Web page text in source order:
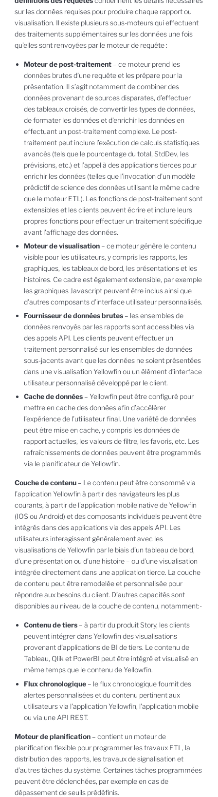
sur les données requises pour produire chaque rapport ou
visualisation. Il existe plusieurs sous-moteurs qui effectuent
des traitements supplémentaires sur les données une fois
qu’elles sont renvoyées par le moteur de requête :
Moteur de post-traitement – ce moteur prend les
données brutes d’une requête et les prépare pour la
présentation. Il s’agit notamment de combiner des
données provenant de sources disparates, d’effectuer
des tableaux croisés, de convertir les types de données,
de formater les données et d’enrichir les données en
effectuant un post-traitement complexe. Le post-
traitement peut inclure l’exécution de calculs statistiques
avancés (tels que le pourcentage du total, StdDev, les
prévisions, etc.) et l’appel à des applications tierces pour
enrichir les données (telles que l’invocation d’un modèle
prédictif de science des données utilisant le même cadre
que le moteur ETL). Les fonctions de post-traitement sont
extensibles et les clients peuvent écrire et inclure leurs
propres fonctions pour effectuer un traitement spécifique
avant l’affichage des données.
Moteur de visualisation – ce moteur génère le contenu
visible pour les utilisateurs, y compris les rapports, les
graphiques, les tableaux de bord, les présentations et les
histoires. Ce cadre est également extensible, par exemple
les graphiques Javascript peuvent être inclus ainsi que
d’autres composants d’interface utilisateur personnalisés.
Fournisseur de données brutes – les ensembles de
données renvoyés par les rapports sont accessibles via
des appels API. Les clients peuvent effectuer un
traitement personnalisé sur les ensembles de données
sous-jacents avant que les données ne soient présentées
dans une visualisation Yellowfin ou un élément d’interface
utilisateur personnalisé développé par le client.
Cache de données – Yellowfin peut être configuré pour
mettre en cache des données afin d’accélérer
l’expérience de l’utilisateur final. Une variété de données
peut être mise en cache, y compris les données de
rapport actuelles, les valeurs de filtre, les favoris, etc. Les
rafraîchissements de données peuvent être programmés
via le planificateur de Yellowfin.
Couche de contenu – Le contenu peut être consommé via
l’application Yellowfin à partir des navigateurs les plus
courants, à partir de l’application mobile native de Yellowfin
(IOS ou Android) et des composants individuels peuvent être
intégrés dans des applications via des appels API. Les
utilisateurs interagissent généralement avec les
visualisations de Yellowfin par le biais d’un tableau de bord,
d’une présentation ou d’une histoire – ou d’une visualisation
intégrée directement dans une application tierce. La couche
de contenu peut être remodelée et personnalisée pour
répondre aux besoins du client. D’autres capacités sont
disponibles au niveau de la couche de contenu, notamment:-
Contenu de tiers – à partir du produit Story, les clients
peuvent intégrer dans Yellowfin des visualisations
provenant d’applications de BI de tiers. Le contenu de
Tableau, Qlik et PowerBI peut être intégré et visualisé en
même temps que le contenu de Yellowfin.
Flux chronologique – le flux chronologique fournit des
alertes personnalisées et du contenu pertinent aux
utilisateurs via l’application Yellowfin, l’application mobile
ou via une API REST.
Moteur de planification – contient un moteur de
planification flexible pour programmer les travaux ETL, la
distribution des rapports, les travaux de signalisation et
d’autres tâches du système. Certaines tâches programmées
peuvent être déclenchées, par exemple en cas de
dépassement de seuils prédéfinis.